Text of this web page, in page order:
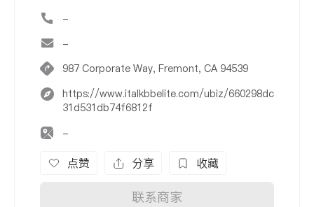
-
-
987 Corporate Way, Fremont, CA 94539
https://www.italkbbelite.com/ubiz/660298dc
31d531db74f6812f
-
点赞 分享 收藏
联系商家